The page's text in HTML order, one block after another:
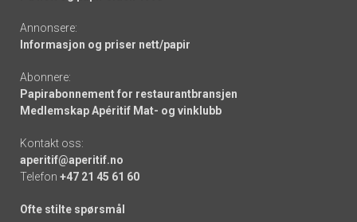
Annonsere:
Informasjon og priser nett/papir
Abonnere:
Papirabonnement for restaurantbransjen
Medlemskap Apéritif Mat- og vinklubb
Kontakt oss:
aperitif@aperitif.no
Telefon +47 21 45 61 60
Ofte stilte spørsmål